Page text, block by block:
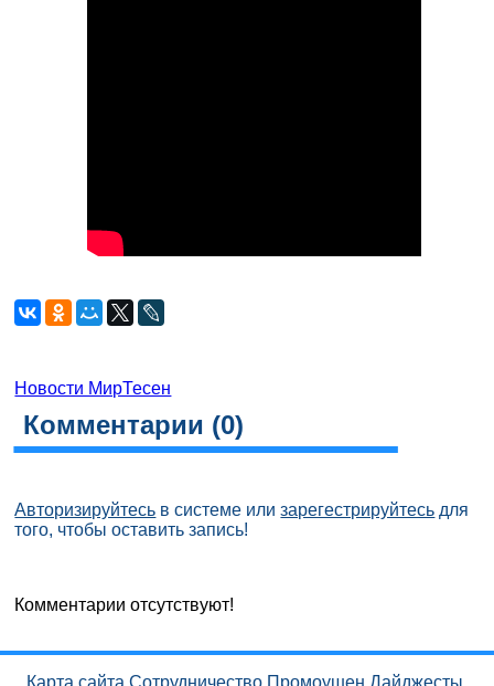
Новости МирТесен
Комментарии (0)
Авторизируйтесь в системе илизарегестрируйтесь для
того, чтобы оставить запись!
Комментарии отсутствуют!
Карта сайта Сотрудничество Промоушен Дайджесты